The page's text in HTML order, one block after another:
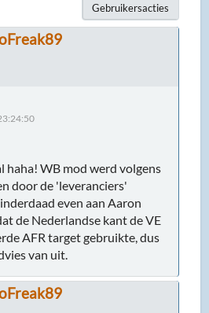
Gebruikersacties
haha! WB mod werd volgens
door de 'leveranciers'
even aan Aaron
de Nederlandse kant de VE
AFR target gebruikte, dus
van uit.